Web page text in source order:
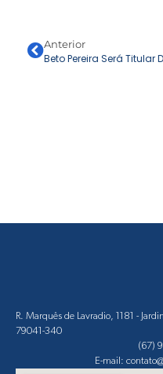
Anterior
R. Marquês de Lavradio, 1181 -
79041-340
(67)
E-mail: